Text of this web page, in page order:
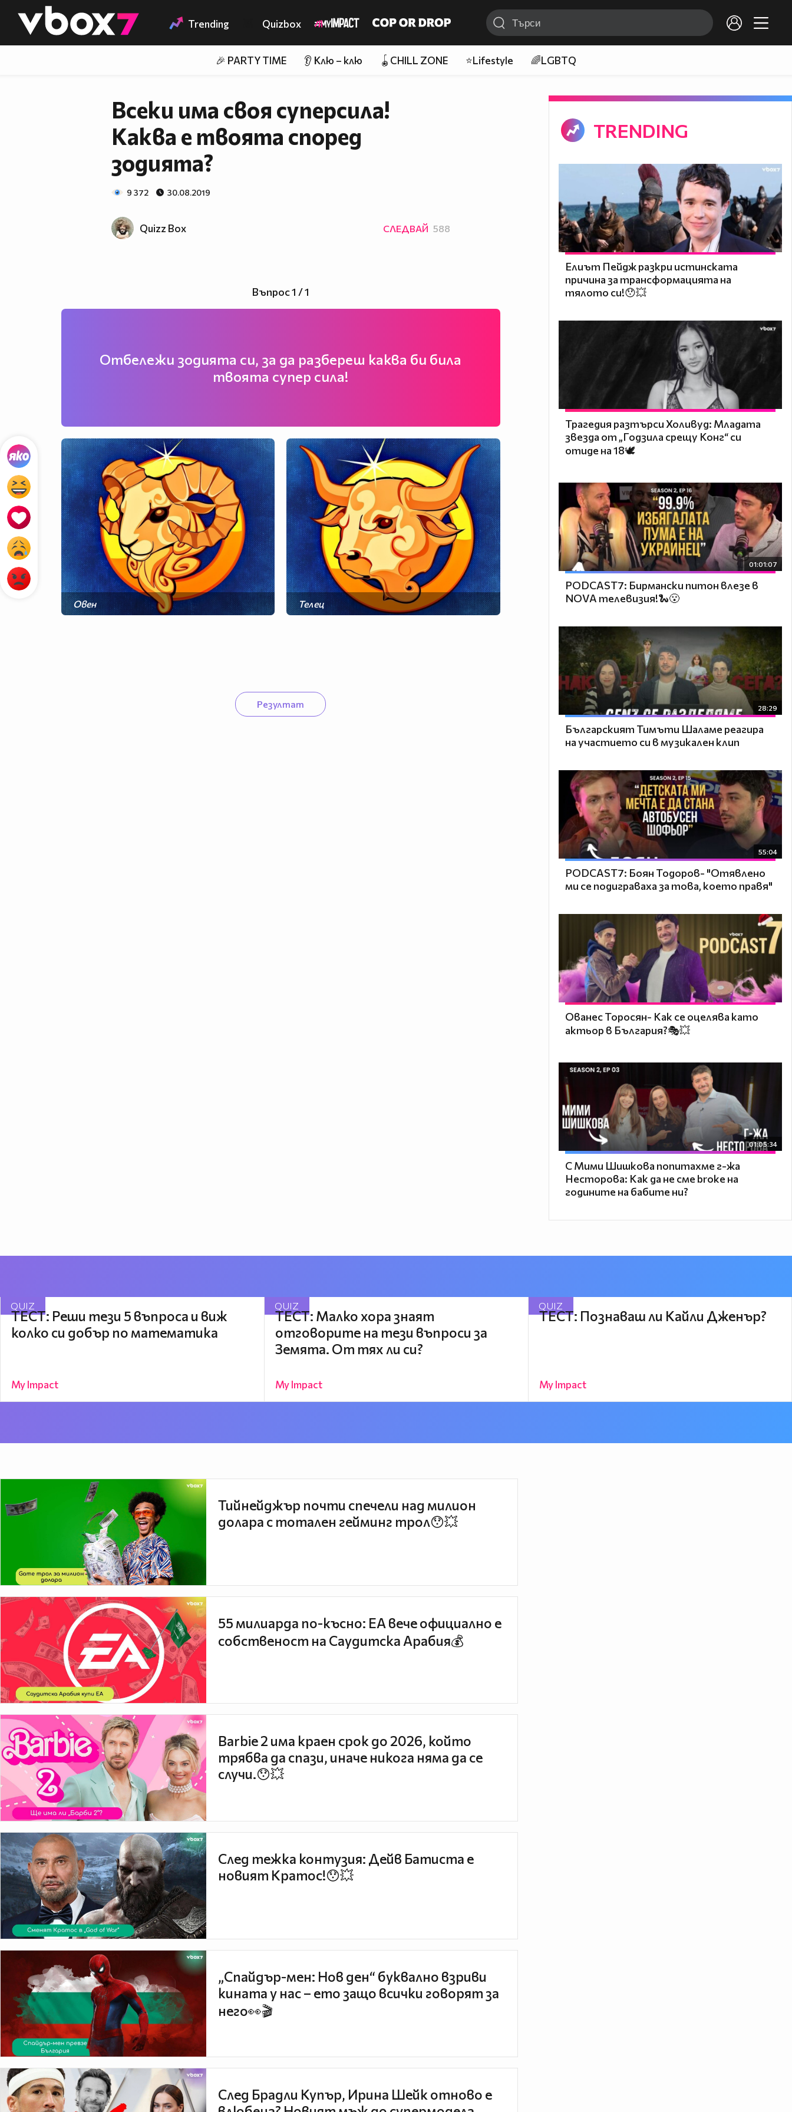
👾 Trending Quizbox
🎉 PARTY TIME 👂 Клю – клю 🪀CHILL ZONE ⭐Lifestyle 🌈LGBTQ
Всеки има своя суперсила!
Каква е твоята според
зодията?
9 372 30.08.2019
Quizz Box СЛЕДВАЙ 588
Въпрос 1 / 1
Отбележи зодията си, за да разбереш каква би била
твоята супер сила!
Овен
Телец
Близнаци
Рак
Резултат
QUIZ
ТЕСТ: Реши тези 5 въпроса и виж
колко си добър по математика
My Impact
QUIZ
ТЕСТ: Малко хора знаят
отговорите на тези въпроси за
Земята. От тях ли си?
My Impact
QUIZ
ТЕСТ: Познаваш ли Кайли Дженър?
My Impact
TRENDING
Елиът Пейдж разкри истинската
причина за трансформацията на
тялото си!😯💥
Трагедия разтърси Холивуд: Младата
звезда от „Годзила срещу Конг“ си
отиде на 18🕊️
01:01:07
PODCAST7: Бирмански питон влезе в
NOVA телевизия!🐍😮
28:29
Българският Тимъти Шаламе реагира
на участието си в музикален клип
55:04
PODCAST7: ‪Боян Тодоров- "Отявлено
ми се подиграваха за това, което правя"
Ованес Торосян- Как се оцелява като
актьор в България?🎭💥
01:05:34
С Мими Шишкова попитахме г-жа
Несторова: Как да не сме broke на
годините на бабите ни?
Тийнейджър почти спечели над милион
долара с тотален гейминг трол😯💥
55 милиарда по-късно: EA вече официално е
собственост на Саудитска Арабия💰
Barbie 2 има краен срок до 2026, който
трябва да спази, иначе никога няма да се
случи.😯💥
След тежка контузия: Дейв Батиста е
новият Кратос!😯💥
„Спайдър-мен: Нов ден“ буквално взриви
кината у нас – ето защо всички говорят за
него👀🎬
След Брадли Купър, Ирина Шейк отново е